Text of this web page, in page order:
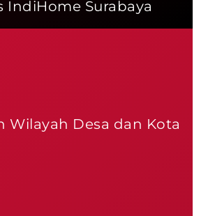
Surabaya
Wilayah Desa dan Kota